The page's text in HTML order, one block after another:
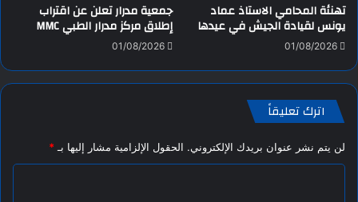
تهنئة المحامي الاستاذ عماد
يونس لقيادة الجيش في عيدها
01/08/2026
جمعية مدرار تعلن عن اقتراب
إطلاق مركز مدرار الطبي MMC
01/08/2026
اترك تعليقاً
لن يتم نشر عنوان بريدك الإلكتروني. الحقول الإلزامية مشار إليها بـ *